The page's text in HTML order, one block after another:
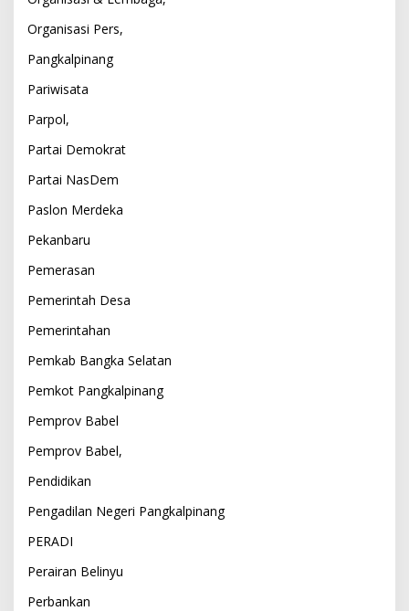
Organisasi Pers,
Pangkalpinang
Pariwisata
Parpol,
Partai Demokrat
Partai NasDem
Paslon Merdeka
Pekanbaru
Pemerasan
Pemerintah Desa
Pemerintahan
Pemkab Bangka Selatan
Pemkot Pangkalpinang
Pemprov Babel
Pemprov Babel,
Pendidikan
Pengadilan Negeri Pangkalpinang
PERADI
Perairan Belinyu
Perbankan